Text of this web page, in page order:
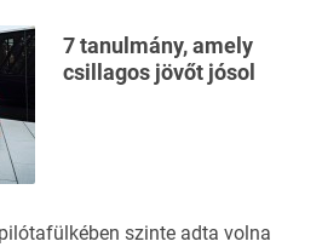
7 tanulmány, amely
csillagos jövőt jósol
szinte adta volna